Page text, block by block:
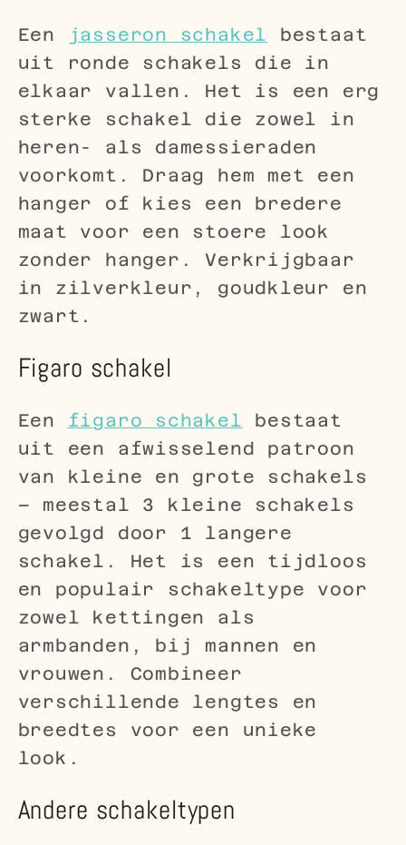
Een jasseron schakel bestaat
uit ronde schakels die in
elkaar vallen. Het is een erg
sterke schakel die zowel in
heren- als damessieraden
voorkomt. Draag hem met een
hanger of kies een bredere
maat voor een stoere look
zonder hanger. Verkrijgbaar
in zilverkleur, goudkleur en
zwart.
Figaro schakel
Een figaro schakel bestaat
uit een afwisselend patroon
van kleine en grote schakels
– meestal 3 kleine schakels
gevolgd door 1 langere
schakel. Het is een tijdloos
en populair schakeltype voor
zowel kettingen als
armbanden, bij mannen en
vrouwen. Combineer
verschillende lengtes en
breedtes voor een unieke
look.
Andere schakeltypen